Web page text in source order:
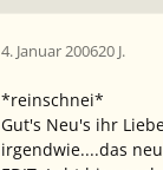
4. Januar 200620 J.
*reinschnei*
Gut's Neu's ihr
irgendwie....das